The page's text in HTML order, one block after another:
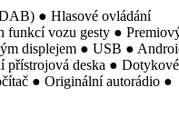
● Hlasové ovládání
funkcí vozu gesty ●
displejem ● USB ●
deska ● Dotykové
● Originální autorádio ●